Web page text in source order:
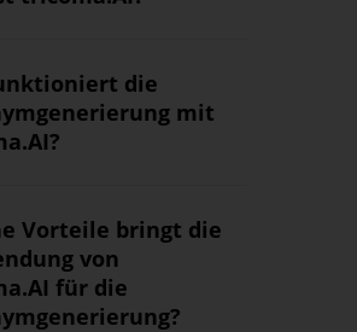
die
mit
Vorteile bringt die
von
für die